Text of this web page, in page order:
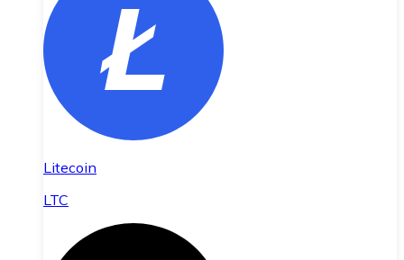
Litecoin
LTC